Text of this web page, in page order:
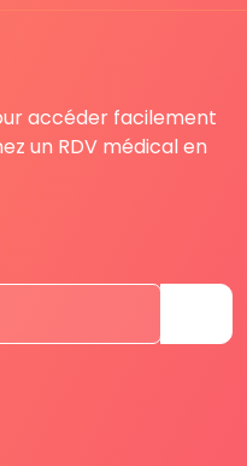
accéder facilement
un RDV médical en